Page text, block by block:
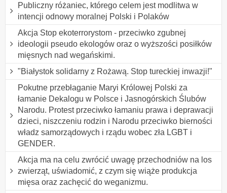
Publiczny różaniec, którego celem jest modlitwa w
intencji odnowy moralnej Polski i Polaków
Akcja Stop ekoterrorystom - przeciwko zgubnej
ideologii pseudo ekologów oraz o wyższości posiłków
mięsnych nad wegańskimi.
"Białystok solidarny z Rożawą. Stop tureckiej inwazji!"
Pokutne przebłaganie Maryi Królowej Polski za
łamanie Dekalogu w Polsce i Jasnogórskich Ślubów
Narodu. Protest przeciwko łamaniu prawa i deprawacji
dzieci, niszczeniu rodzin i Narodu przeciwko bierności
władz samorządowych i rządu wobec zła LGBT i
GENDER.
Akcja ma na celu zwrócić uwagę przechodniów na los
zwierząt, uświadomić, z czym się wiąże produkcja
mięsa oraz zachęcić do weganizmu.